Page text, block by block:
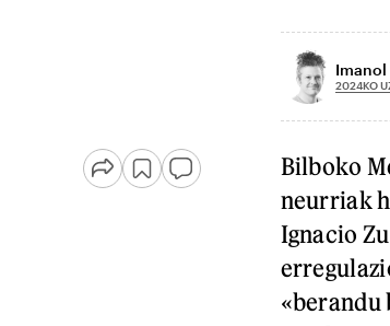
Imanol
2024KO
Bilboko
neurriak
Ignacio
«berandu